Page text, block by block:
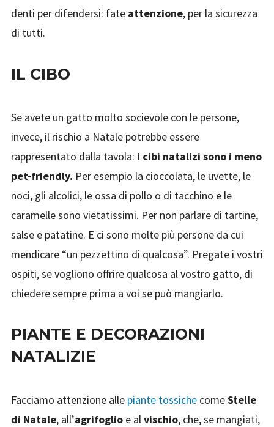
denti per difendersi: fate attenzione, per la sicurezza
di tutti.
IL CIBO
Se avete un gatto molto socievole con le persone,
invece, il rischio a Natale potrebbe essere
rappresentato dalla tavola: i cibi natalizi sono i meno
pet-friendly. Per esempio la cioccolata, le uvette, le
noci, gli alcolici, le ossa di pollo o di tacchino e le
caramelle sono vietatissimi. Per non parlare di tartine,
salse e patatine. E ci sono molte più persone da cui
mendicare “un pezzettino di qualcosa”. Pregate i vostri
ospiti, se vogliono offrire qualcosa al vostro gatto, di
chiedere sempre prima a voi se può mangiarlo.
PIANTE E DECORAZIONI
NATALIZIE
Facciamo attenzione allepiante tossichecomeStelle
di Natale, all’agrifoglioe alvischio, che, se mangiati,